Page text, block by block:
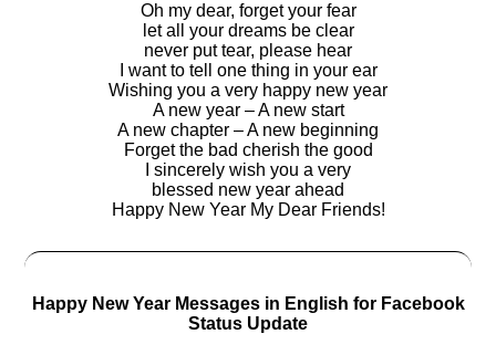
Oh my dear, forget your fear
let all your dreams be clear
never put tear, please hear
I want to tell one thing in your ear
Wishing you a very happy new year
A new year – A new start
A new chapter – A new beginning
Forget the bad cherish the good
I sincerely wish you a very
blessed new year ahead
Happy New Year My Dear Friends!
Happy New Year Messages in English for Facebook
Status Update